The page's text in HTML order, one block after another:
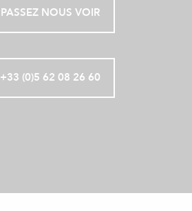
PASSEZ NOUS VOIR
+33 (0)5 62 08 26 60